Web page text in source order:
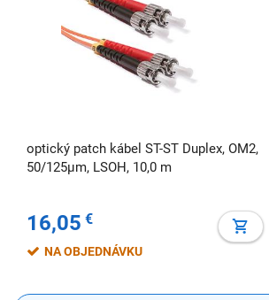
optický patch kábel ST-ST Duplex, OM2,
50/125µm, LSOH, 10,0 m
16,05 €
NA OBJEDNÁVKU